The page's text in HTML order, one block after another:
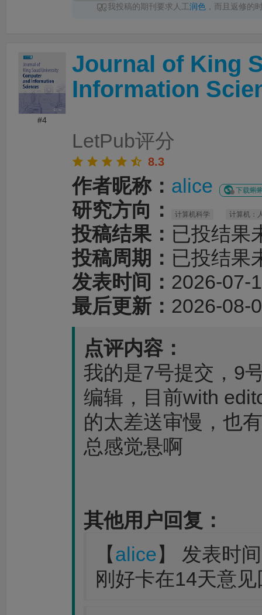
我投稿的期刊要求人工润色 ，而且返修的
#4
Journal of King
Information
LetPub评分
8.3
作者昵称： alice 下载蝌
研究方向： 计算机科学 计算机：
投稿结果： 已投结果
投稿周期： 已投结果
发表时间： 2026-07-
最后更新： 2026-08-
点评内容：
我的是7号提交，9
编辑，目前with
的太差送审慢，也
总感觉悬啊
其他用户回复：
【alice】 发表时
刚好卡在14天意